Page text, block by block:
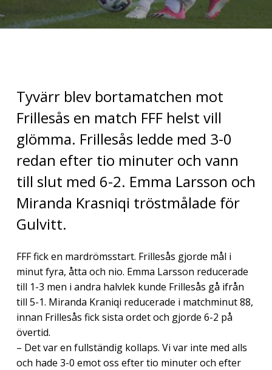
Tyvärr blev bortamatchen mot
Frillesås en match FFF helst vill
glömma. Frillesås ledde med 3-0
redan efter tio minuter och vann
till slut med 6-2. Emma Larsson och
Miranda Krasniqi tröstmålade för
Gulvitt.
FFF fick en mardrömsstart. Frillesås gjorde mål i
minut fyra, åtta och nio. Emma Larsson reducerade
till 1-3 men i andra halvlek kunde Frillesås gå ifrån
till 5-1. Miranda Kraniqi reducerade i matchminut 88,
innan Frillesås fick sista ordet och gjorde 6-2 på
övertid.
– Det var en fullständig kollaps. Vi var inte med alls
och hade 3-0 emot oss efter tio minuter och efter